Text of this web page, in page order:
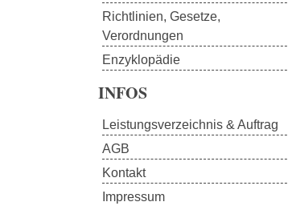
Richtlinien, Gesetze,
Verordnungen
Enzyklopädie
INFOS
Leistungsverzeichnis & Auftrag
AGB
Kontakt
Impressum